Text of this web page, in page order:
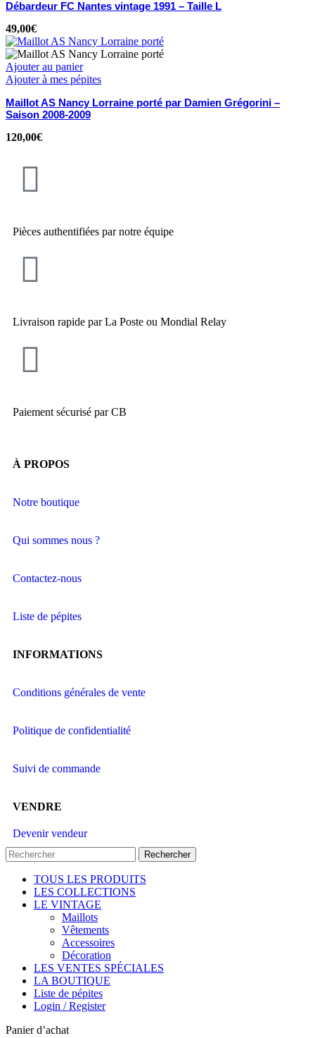
Débardeur FC Nantes vintage 1991 – Taille L
49,00€
Ajouter au panier
Ajouter à mes pépites
Maillot AS Nancy Lorraine porté par Damien Grégorini –
Saison 2008-2009
120,00€
Pièces authentifiées par notre équipe
Livraison rapide par La Poste ou Mondial Relay
Paiement sécurisé par CB
À PROPOS
Notre boutique
Qui sommes nous ?
Contactez-nous
Liste de pépites
INFORMATIONS
Conditions générales de vente
Politique de confidentialité
Suivi de commande
VENDRE
Devenir vendeur
Rechercher
TOUS LES PRODUITS
LES COLLECTIONS
LE VINTAGE
Maillots
Vêtements
Accessoires
Décoration
LES VENTES SPÉCIALES
LA BOUTIQUE
Liste de pépites
Login / Register
Panier d’achat